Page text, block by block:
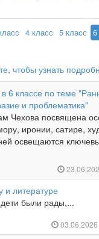
4 класс 5 класс 6
6 классе по теме
и проблематика"
Чехова посвящена
иронии, сатире,
освещаются
и литературе
были рады,...
03.06.2026